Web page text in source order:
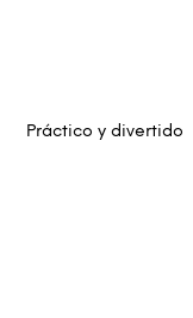
Práctico y divertido